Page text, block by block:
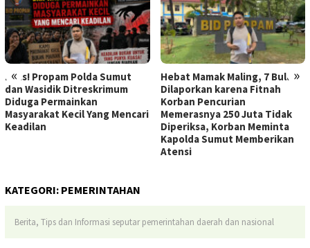
« »
Miris! Propam Polda Sumut
dan Wasidik Ditreskrimum
Diduga Permainkan
Masyarakat Kecil Yang Mencari
Keadilan
Hebat Mamak Maling, 7 Bulan
Dilaporkan karena Fitnah
Korban Pencurian
Memerasnya 250 Juta Tidak
Diperiksa, Korban Meminta
Kapolda Sumut Memberikan
Atensi
KATEGORI: PEMERINTAHAN
Berita, Tips dan Informasi seputar pemerintahan daerah dan nasional